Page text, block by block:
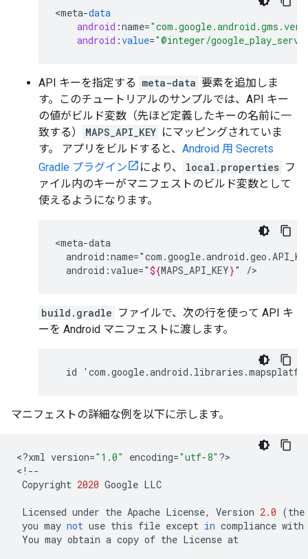
<meta-data
android :name=
android :value="@integer/
API キーを指定する meta-data 要素を追加しま
す。このチュートリアルのサンプルでは、API キー
の値がビルド変数（先ほど定義したキーの名前に一
致する）
MAPS_API_KEY にマッピングされていま
す。 アプリをビルドすると、 Android 用 Secrets
Gradle プラグイン
により、 local.properties フ
ァイル内のキーがマニフェストのビルド変数として
使えるようになります。
android:value="${MAPS_API_KEY}"
build.gradle ファイルで、次の行を使って API キ
ーを Android マニフェストに渡します。
マニフェストの詳細な例を以下に示します。
<?xml version="1.0" encoding="utf-8" ?>
< !--
Copyright 2020 Google LLC
Licensed under the Apache License, Version 2.0 (the
you may not use this file except in compliance with
You may obtain a copy of the License at